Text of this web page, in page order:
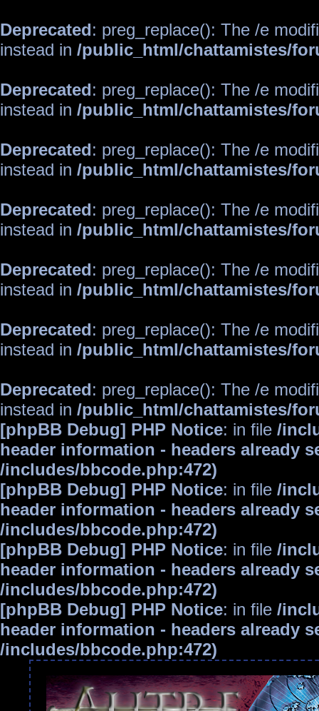
Deprecated: preg_replace(): The /e
instead in /public_html/chattamistes/
Deprecated: preg_replace(): The /e
instead in /public_html/chattamistes/
Deprecated: preg_replace(): The /e
instead in /public_html/chattamistes/
Deprecated: preg_replace(): The /e
instead in /public_html/chattamistes/
Deprecated: preg_replace(): The /e
instead in /public_html/chattamistes/
Deprecated: preg_replace(): The /e
instead in /public_html/chattamistes/
Deprecated: preg_replace(): The /e
instead in /public_html/chattamistes/
[phpBB Debug] PHP Notice: in file /
header information - headers already
/includes/bbcode.php:472)
[phpBB Debug] PHP Notice: in file /
header information - headers already
/includes/bbcode.php:472)
[phpBB Debug] PHP Notice: in file /
header information - headers already
/includes/bbcode.php:472)
[phpBB Debug] PHP Notice: in file /
header information - headers already
/includes/bbcode.php:472)